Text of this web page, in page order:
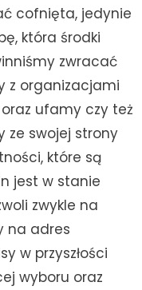
cofnięta, jedynie
która środki
zwracać
z organizacjami
ufamy czy też
ze swojej strony
które są
jest w stanie
zwykle na
na adres
w przyszłości
wyboru oraz